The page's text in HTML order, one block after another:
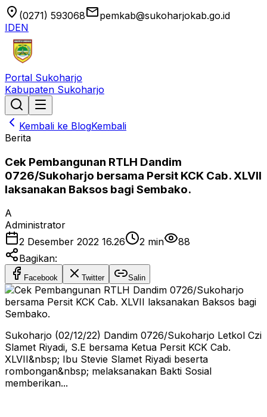
location_on (0271) 593068emailpemkab@sukoharjokab.go.id
IDEN
Portal Sukoharjo
Kabupaten Sukoharjo
Kembali ke BlogKembali
Berita
Cek Pembangunan RTLH Dandim
0726/Sukoharjo bersama Persit KCK Cab. XLVII
laksanakan Baksos bagi Sembako.
A
Administrator
2 Desember 2022 16.26
2 min
88
Bagikan:
Facebook Twitter Salin
Sukoharjo (02/12/22) Dandim 0726/Sukoharjo Letkol Czi
Slamet Riyadi, S.E bersama Ketua Persit KCK Cab.
XLVII&nbsp; Ibu Stevie Slamet Riyadi beserta
rombongan&nbsp; melaksanakan Bakti Sosial
memberikan...